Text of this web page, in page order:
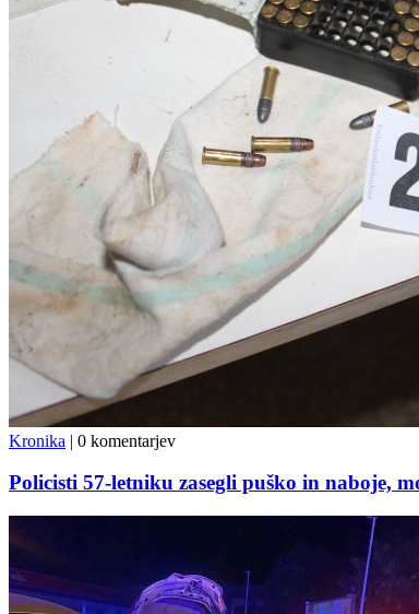
Kronika | 0 komentarjev
Policisti 57-letniku zasegli puško in naboje,